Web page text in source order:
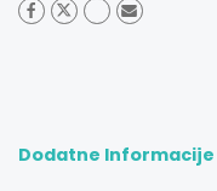
Dodatne Informacije